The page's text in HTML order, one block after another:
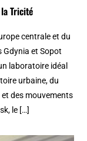
Tricité
centrale et du
Gdynia et Sopot
laboratoire idéal
urbaine, du
des mouvements
le […]